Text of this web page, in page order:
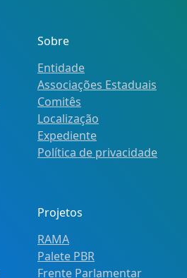
Sobre
Entidade
Associações Estaduais
Comitês
Localização
Expediente
Política de privacidade
Projetos
RAMA
Palete PBR
Frente Parlamentar